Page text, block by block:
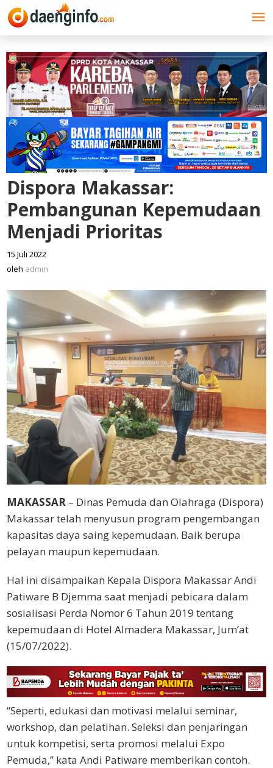
Lewati
ke
Dispora Makassar:
Pembangunan Kepemudaan
Menjadi Prioritas
15 Juli 2022
oleh admin
MAKASSAR – Dinas Pemuda dan Olahraga (Dispora)
Makassar telah menyusun program pengembangan
kapasitas daya saing kepemudaan. Baik berupa
pelayan maupun kepemudaan.
Hal ini disampaikan Kepala Dispora Makassar Andi
Patiware B Djemma saat menjadi pebicara dalam
sosialisasi Perda Nomor 6 Tahun 2019 tentang
kepemudaan di Hotel Almadera Makassar, Jum’at
(15/07/2022).
“Seperti, edukasi dan motivasi melalui seminar,
workshop, dan pelatihan. Seleksi dan penjaringan
untuk kompetisi, serta promosi melalui Expo
Pemuda,” kata Andi Patiware memberikan contoh.